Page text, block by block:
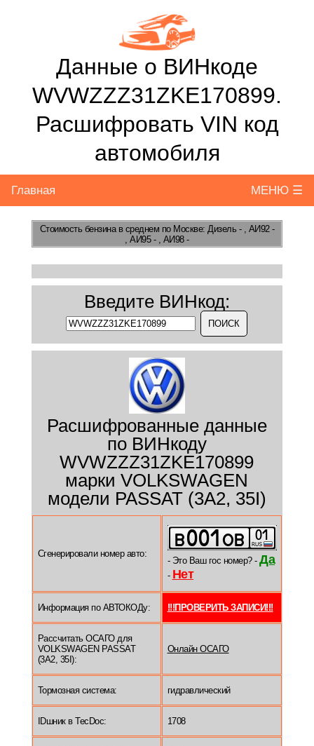
Данные о ВИНкоде
WVWZZZ31ZKE170899.
Расшифровать VIN код
автомобиля
Главная МЕНЮ ☰
Стоимость бензинав среднем по Москве: Дизель - , АИ92 -
, АИ95 - , АИ98 -
Введите ВИНкод:
Расшифрованные данные
по ВИНкоду
WVWZZZ31ZKE170899
марки VOLKSWAGEN
модели PASSAT (3A2, 35I)
Сгенерировали номер авто:
- Это Ваш гос номер? - Да
- Нет
Информация по АВТОКОДу: !!!ПРОВЕРИТЬ ЗАПИСИ!!!
Рассчитать ОСАГО для
VOLKSWAGEN PASSAT
(3A2, 35I):
Онлайн ОСАГО
Тормозная система: гидравлический
IDшник в TecDoc: 1708